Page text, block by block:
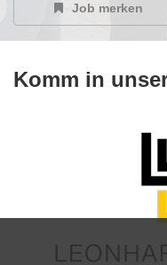
Job merken
Komm in